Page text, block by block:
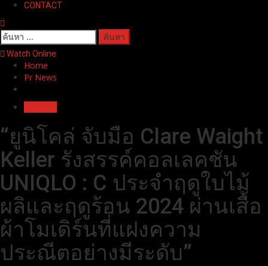
CONTACT
ค้นหา
สำหรับ:
Watch Online
Home
Pr News
“ยูนิโคล่ จับมือ Clare Waight
Keller รังสรรค์คอลเลคชัน
UNIQLO : C ประจำฤดูใบไม้
ผลิและฤดูร้อน 2024 ผ่านเสื้อ
ผ้าโมเดิร์นที่แฝงความ
ประณีตอย่างมีระดับ”